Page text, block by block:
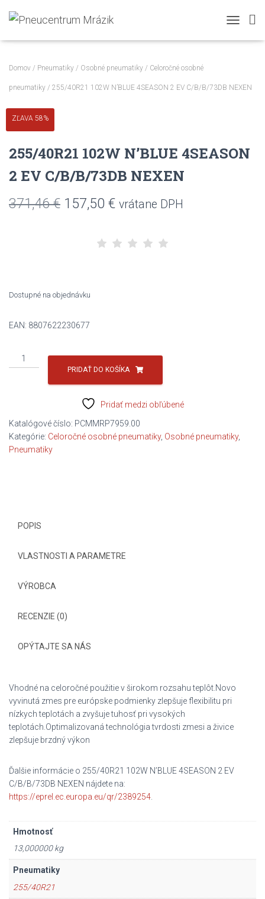
Domov / Pneumatiky / Osobné pneumatiky / Celoročné osobné
pneumatiky / 255/40R21 102W N’BLUE 4SEASON 2 EV C/B/B/73DB NEXEN
ZĽAVA 58%
255/40R21 102W N’BLUE 4SEASON
2 EV C/B/B/73DB NEXEN
371,46€ Pôvodná
157,50 €Aktuálna
je:
vrátane DPH
Dostupné na objednávku
EAN: 8807622230677
množstvo
255/40R21
2
EV
C/B/B/73DB
PRIDAŤ DO KOŠÍKA
Pridať medzi obľúbené
Katalógové číslo: PCMMRP7959.00
Kategórie: Celoročné osobné pneumatiky, Osobné pneumatiky,
Pneumatiky
POPIS
VLASTNOSTI A PARAMETRE
VÝROBCA
RECENZIE (0)
OPÝTAJTE SA NÁS
Vhodné na celoročné použitie v širokom rozsahu teplôt.Novo
vyvinutá zmes pre európske podmienky zlepšuje flexibilitu pri
nízkych teplotách a zvyšuje tuhosť pri vysokých
teplotách.Optimalizovaná technológia tvrdosti zmesi a živice
zlepšuje brzdný výkon
Ďalšie informácie o 255/40R21 102W N’BLUE 4SEASON 2 EV
C/B/B/73DB NEXEN nájdete na:
https://eprel.ec.europa.eu/qr/2389254
Hmotnosť
13,000000 kg
Pneumatiky
255/40R21